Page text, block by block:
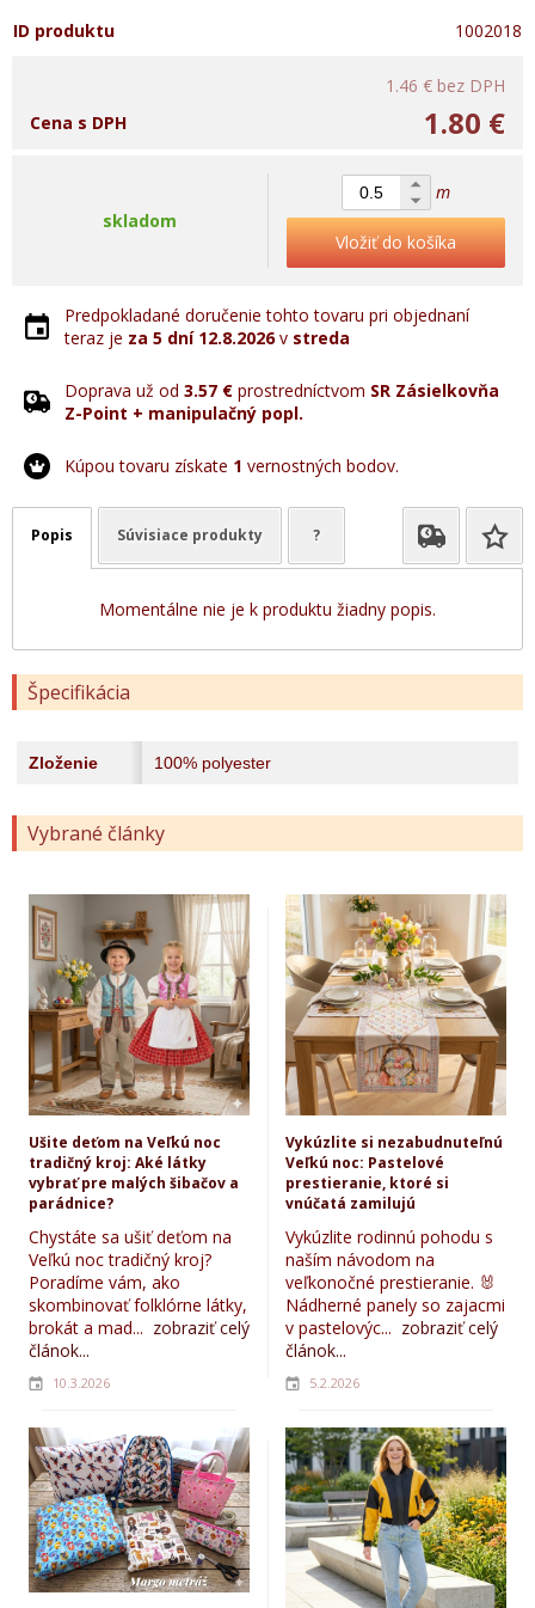
ID produktu 1002018
1.46 € bez DPH
1.80 €
Cena s DPH
skladom
m
Vložiť do košíka
Predpokladané doručenie tohto tovaru pri objednaní
teraz je za 5 dní 12.8.2026v streda
Doprava už od 3.57 € prostredníctvom SR Zásielkovňa
Z-Point + manipulačný popl.
Kúpou tovaru získate 1 vernostných bodov.
Popis Súvisiace produkty ?
Momentálne nie je k produktu žiadny popis.
Špecifikácia
Zloženie 100% polyester
Vybrané články
Ušite deťom na Veľkú noc
tradičný kroj: Aké látky
vybrať pre malých šibačov a
parádnice?
Chystáte sa ušiť deťom na
Veľkú noc tradičný kroj?
Poradíme vám, ako
skombinovať folklórne látky,
brokát a mad... zobraziť celý
článok...
10.3.2026
Vykúzlite si nezabudnuteľnú
Veľkú noc: Pastelové
prestieranie, ktoré si
vnúčatá zamilujú
Vykúzlite rodinnú pohodu s
naším návodom na
veľkonočné prestieranie. 🐰
Nádherné panely so zajacmi
v pastelovýc... zobraziť celý
článok...
5.2.2026